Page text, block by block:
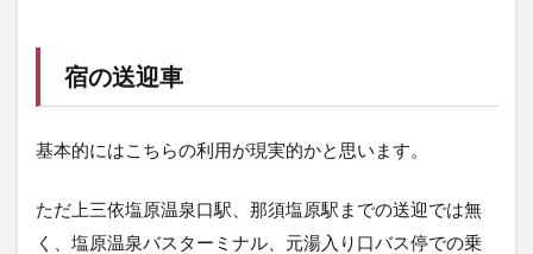
風呂+露
4.1.3
墨の湯
宿の送迎車
基本的にはこちらの利用が現実的かと思います。
ただ上三依塩原温泉口駅、那須塩原駅までの送迎では無
く、塩原温泉バスターミナル、元湯入り口バス停での乗